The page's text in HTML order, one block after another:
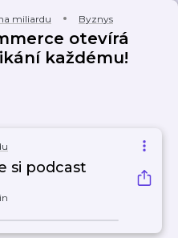
miliardu Byznys
otevírá
každému!
si podcast